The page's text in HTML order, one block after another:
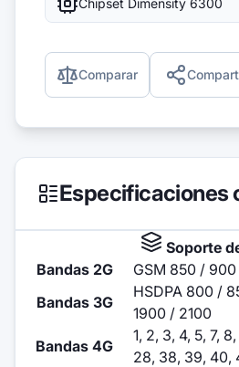
Chipset Dimensity 6300
Comparar
Especificaciones
Soporte
Bandas 2G
GSM 850 /
Bandas 3G
HSDPA 800 /
1900 / 2100
Bandas 4G
1, 2, 3, 4, 5, 7,
28, 38, 39, 40,